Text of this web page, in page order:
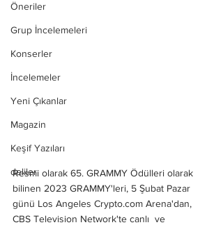
Öneriler
Grup İncelemeleri
Konserler
İncelemeler
Yeni Çıkanlar
Magazin
Keşif Yazıları
deliler
Resmi olarak 65. GRAMMY Ödülleri olarak
bilinen 2023 GRAMMY'leri, 5 Şubat Pazar
günü Los Angeles Crypto.com Arena'dan,
CBS Television Network'te canlı  ve